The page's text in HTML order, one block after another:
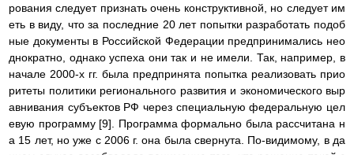
рования следует признать очень конструктивной, но следует им
еть в виду, что за последние 20 лет попытки разработать подоб
ные документы в Российской Федерации предпринимались нео
днократно, однако успеха они так и не имели. Так, например, в
начале 2000-х гг. была предпринята попытка реализовать прио
ритеты политики регионального развития и экономического выр
авнивания субъектов РФ через специальную федеральную цел
евую программу [9]. Программа формально была рассчитана н
а 15 лет, но уже с 2006 г. она была свернута. По-видимому, в да